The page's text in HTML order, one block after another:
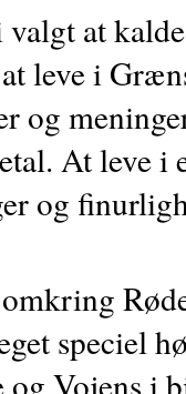
valgt at
leve i
og
At leve i
og
speciel
Vojens i